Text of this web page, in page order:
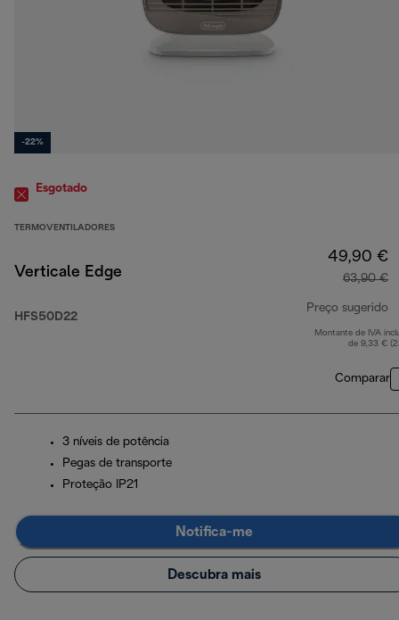
-22%
Esgotado
TERMOVENTILADORES
Verticale Edge
HFS50D22
49,90 €
63,90 €
Preço sugerido
Montante de IVA
de 9,33 €
Comparar
3 níveis de potência
Pegas de transporte
Proteção IP21
Notifica-me
Descubra mais